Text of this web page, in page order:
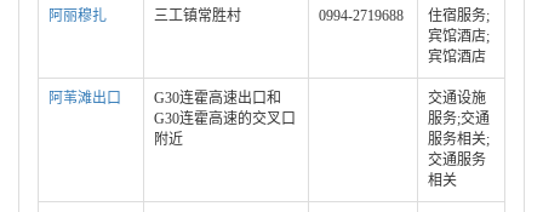
阿丽穆扎 三工镇常胜村 0994-2719688
住宿服务;
宾馆酒店;
宾馆酒店
阿苇滩出口
G30连霍高速出口和
G30连霍高速的交叉口
附近
交通设施
服务;交通
服务相关;
交通服务
相关